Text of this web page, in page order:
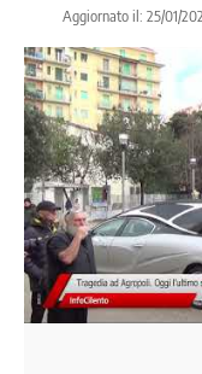
Aggiornato il: 25/01/